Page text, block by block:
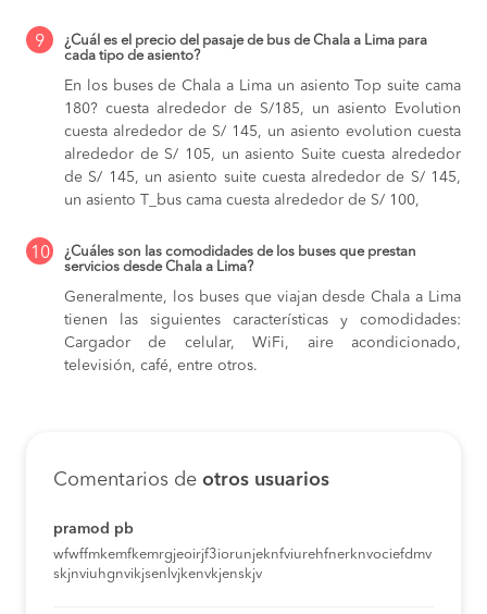
9
¿Cuál es el precio del pasaje de bus de Chala a Lima para
cada tipo de asiento?
En los buses de Chala a Lima un asiento Top suite cama
180? cuesta alrededor de S/185, un asiento Evolution
cuesta alrededor de S/ 145, un asiento evolution cuesta
alrededor de S/ 105, un asiento Suite cuesta alrededor
de S/ 145, un asiento suite cuesta alrededor de S/ 145,
un asiento T_bus cama cuesta alrededor de S/ 100,
10
¿Cuáles son las comodidades de los buses que prestan
servicios desde Chala a Lima?
Generalmente, los buses que viajan desde Chala a Lima
tienen las siguientes características y comodidades:
Cargador de celular, WiFi, aire acondicionado,
televisión, café, entre otros.
Comentarios de otros usuarios
pramod pb
wfwffmkemfkemrgjeoirjf3iorunjeknfviurehfnerknvociefdmv
skjnviuhgnvikjsenlvjkenvkjenskjv